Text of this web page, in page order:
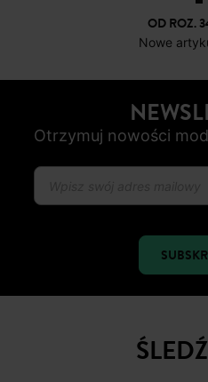
OD ROZ.
Nowe
Otrzymuj nowości